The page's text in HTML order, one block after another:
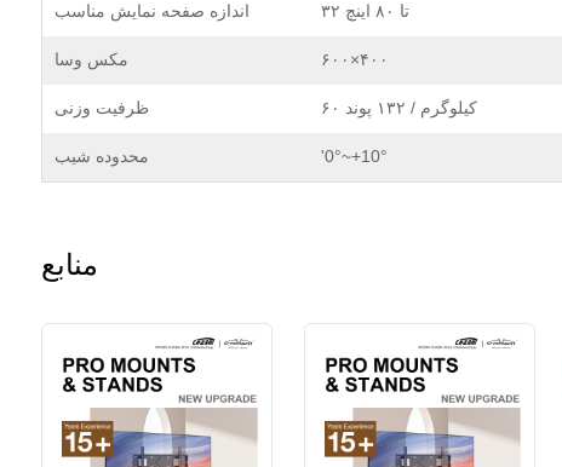
اندازه صفحه نمایش مناسب ۳۲ تا ۸۰ اینچ
مکس وسا ۶۰۰×۴۰۰
ظرفیت وزنی ۶۰ کیلوگرم / ۱۳۲ پوند
محدوده شیب '0°~+10°
منابع